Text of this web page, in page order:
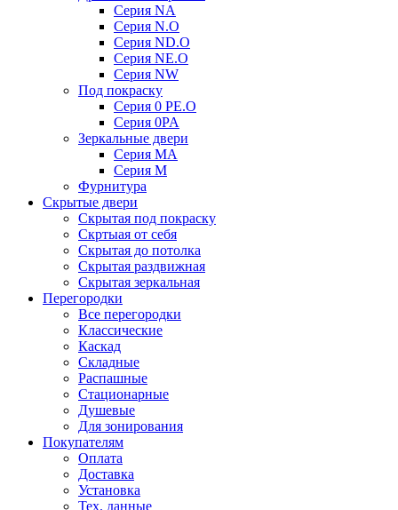
Серия NA
Серия N.O
Серия ND.O
Серия NE.O
Серия NW
Под покраску
Серия 0 PE.O
Серия 0PA
Зеркальные двери
Серия MA
Серия M
Фурнитура
Скрытые двери
Скрытая под покраску
Скртыая от себя
Скрытая до потолка
Скрытая раздвижная
Скрытая зеркальная
Перегородки
Все перегородки
Классические
Каскад
Складные
Распашные
Стационарные
Душевые
Для зонирования
Покупателям
Оплата
Доставка
Установка
Тех. данные